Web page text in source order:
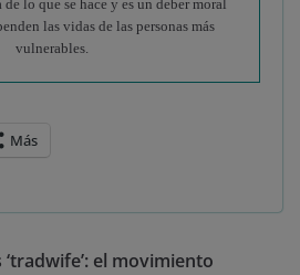
lo que se hace y es un deber moral
las vidas de las personas más
vulnerables.
Más
el movimiento